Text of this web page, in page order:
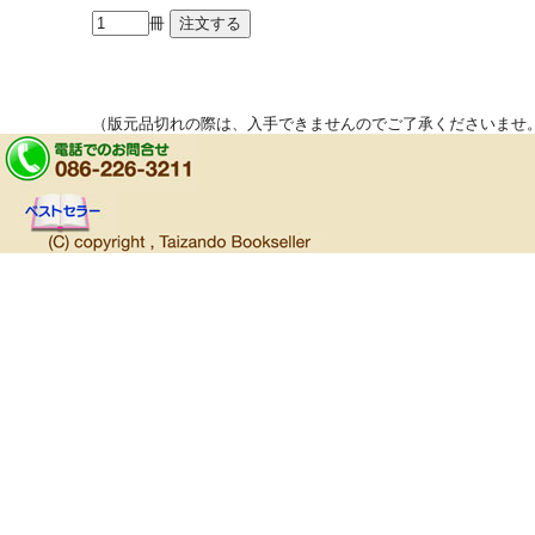
冊
（版元品切れの際は、入手できませんのでご了承くださいませ